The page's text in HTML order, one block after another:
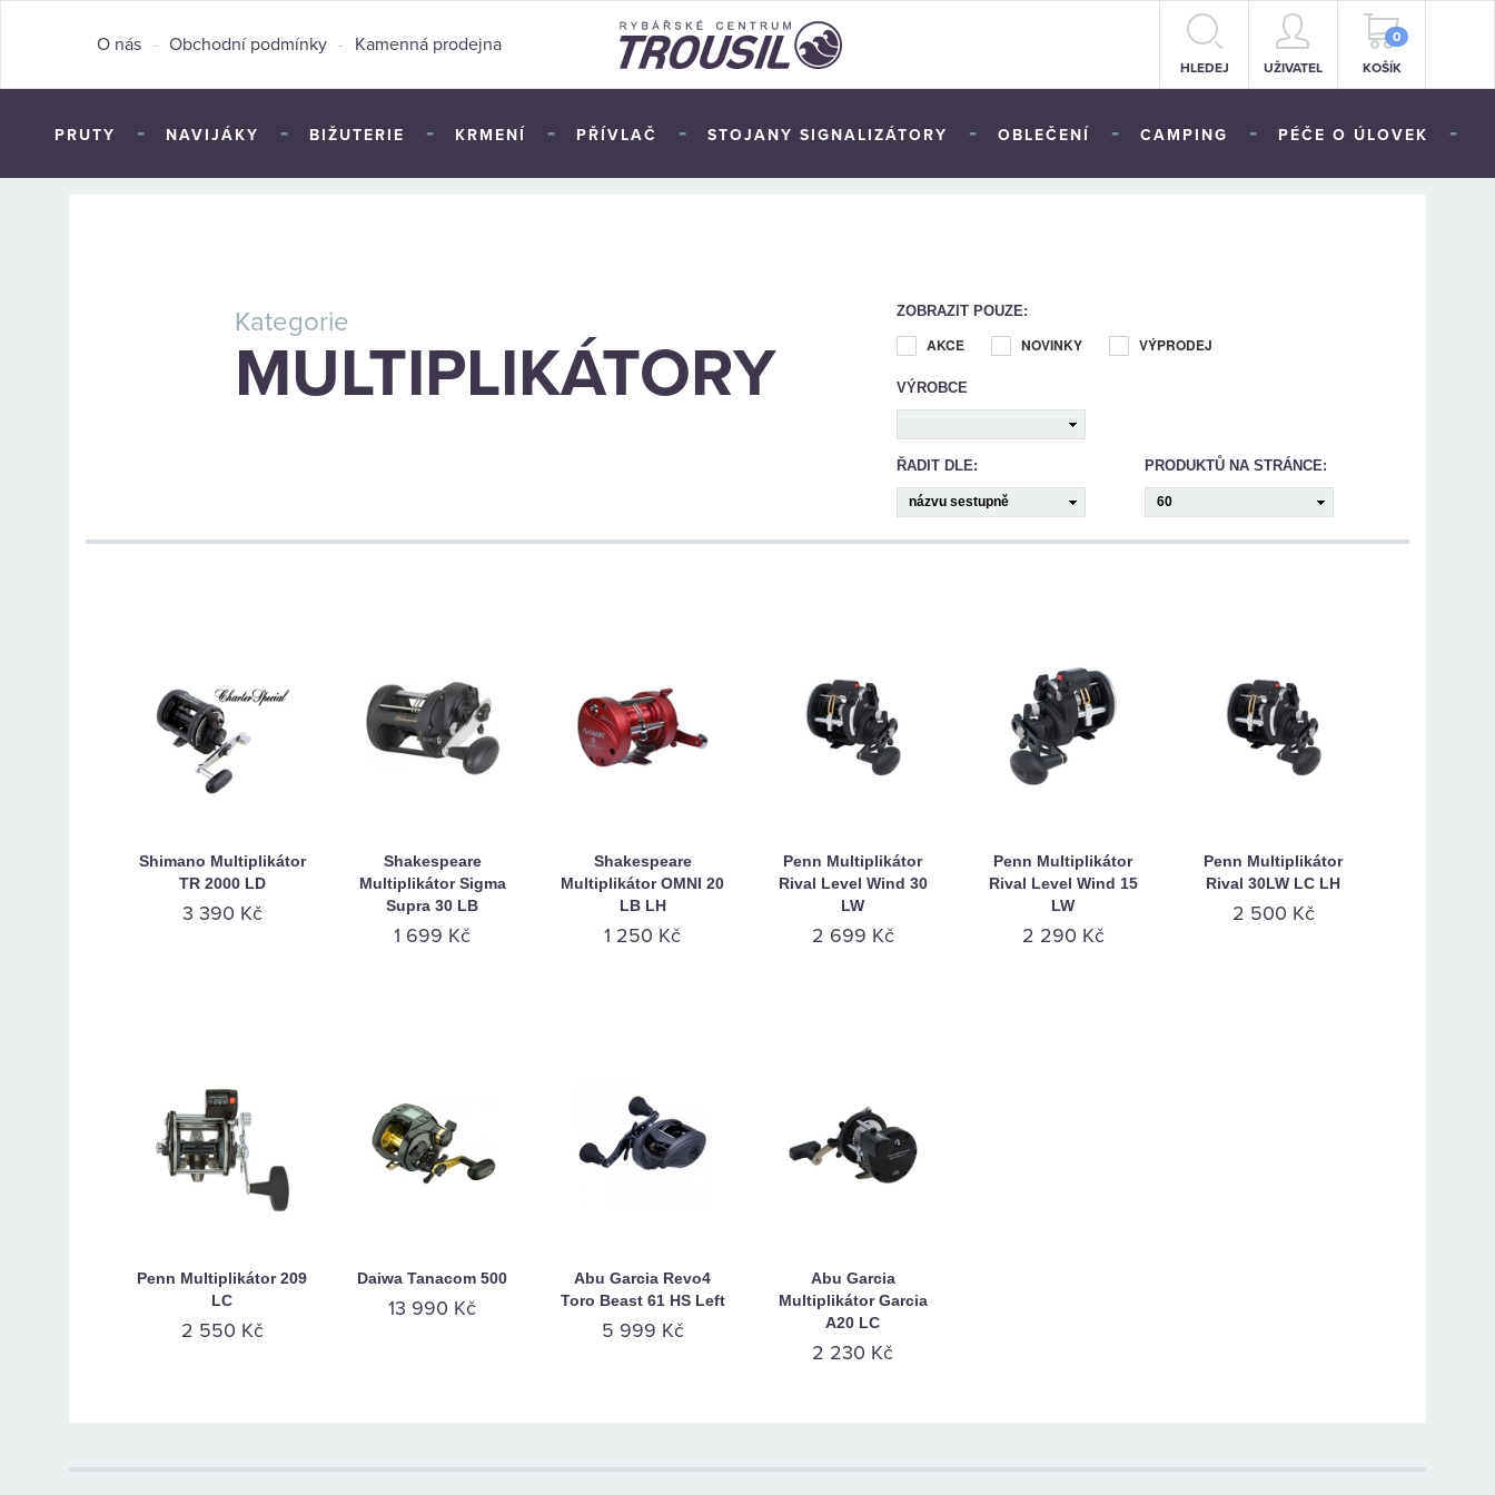
O nás - Obchodní podmínky - Kamenná prodejna
HLEDEJ UŽIVATEL
0
KOŠÍK
PRUTY - NAVIJÁKY - BIŽUTERIE - KRMENÍ - PŘÍVLAČ - STOJANY SIGNALIZÁTORY - OBLEČENÍ - CAMPING - PÉČE O ÚLOVEK -
Kategorie
MULTIPLIKÁTORY
ZOBRAZIT POUZE:
AKCE NOVINKY VÝPRODEJ
VÝROBCE
ŘADIT DLE: PRODUKTŮ NA STRÁNCE:
Shimano Multiplikátor
TR 2000 LD
3 390 Kč
Shakespeare
Multiplikátor Sigma
Supra 30 LB
1 699 Kč
Shakespeare
Multiplikátor OMNI 20
LB LH
1 250 Kč
Penn Multiplikátor
Rival Level Wind 30
LW
2 699 Kč
Penn Multiplikátor
Rival Level Wind 15
LW
2 290 Kč
Penn Multiplikátor
Rival 30LW LC LH
2 500 Kč
Penn Multiplikátor 209
LC
2 550 Kč
Daiwa Tanacom 500
13 990 Kč
Abu Garcia Revo4
Toro Beast 61 HS Left
5 999 Kč
Abu Garcia
Multiplikátor Garcia
A20 LC
2 230 Kč